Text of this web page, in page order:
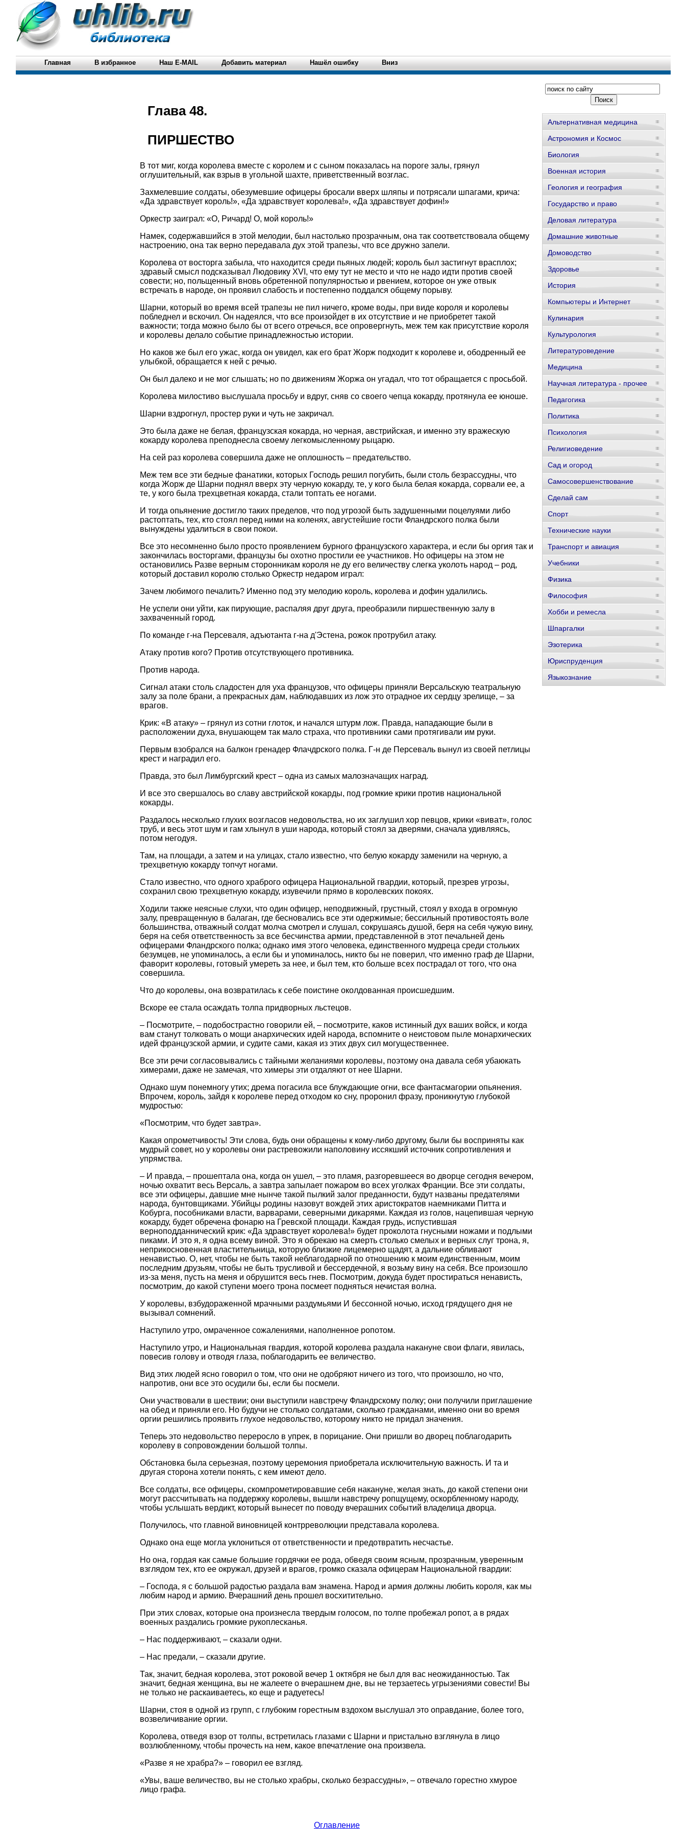
Главная В избранное Наш E-MAIL Добавить материал Нашёл ошибку Вниз
Глава 48.
ПИРШЕСТВО
В тот миг, когда королева вместе с королем и с сыном показалась на пороге залы, грянул
оглушительный, как взрыв в угольной шахте, приветственный возглас.
Захмелевшие солдаты, обезумевшие офицеры бросали вверх шляпы и потрясали шпагами, крича:
«Да здравствует король!», «Да здравствует королева!», «Да здравствует дофин!»
Оркестр заиграл: «О, Ричард! О, мой король!»
Намек, содержавшийся в этой мелодии, был настолько прозрачным, она так соответствовала общему
настроению, она так верно передавала дух этой трапезы, что все дружно запели.
Королева от восторга забыла, что находится среди пьяных людей; король был застигнут врасплох;
здравый смысл подсказывал Людовику XVI, что ему тут не место и что не надо идти против своей
совести; но, польщенный вновь обретенной популярностью и рвением, которое он уже отвык
встречать в народе, он проявил слабость и постепенно поддался общему порыву.
Шарни, который во время всей трапезы не пил ничего, кроме воды, при виде короля и королевы
побледнел и вскочил. Он надеялся, что все произойдет в их отсутствие и не приобретет такой
важности; тогда можно было бы от всего отречься, все опровергнуть, меж тем как присутствие короля
и королевы делало событие принадлежностью истории.
Но каков же был его ужас, когда он увидел, как его брат Жорж подходит к королеве и, ободренный ее
улыбкой, обращается к ней с речью.
Он был далеко и не мог слышать; но по движениям Жоржа он угадал, что тот обращается с просьбой.
Королева милостиво выслушала просьбу и вдруг, сняв со своего чепца кокарду, протянула ее юноше.
Шарни вздрогнул, простер руки и чуть не закричал.
Это была даже не белая, французская кокарда, но черная, австрийская, и именно эту вражескую
кокарду королева преподнесла своему легкомысленному рыцарю.
На сей раз королева совершила даже не оплошность – предательство.
Меж тем все эти бедные фанатики, которых Господь решил погубить, были столь безрассудны, что
когда Жорж де Шарни поднял вверх эту черную кокарду, те, у кого была белая кокарда, сорвали ее, а
те, у кого была трехцветная кокарда, стали топтать ее ногами.
И тогда опьянение достигло таких пределов, что под угрозой быть задушенными поцелуями либо
растоптать, тех, кто стоял перед ними на коленях, августейшие гости Фландрского полка были
вынуждены удалиться в свои покои.
Все это несомненно было просто проявлением бурного французского характера, и если бы оргия так и
закончилась восторгами, французы бы охотно простили ее участников. Но офицеры на этом не
остановились Разве верным сторонникам короля не ду его величеству слегка уколоть народ – род,
который доставил королю столько Оркестр недаром играл:
Зачем любимого печалить? Именно под эту мелодию король, королева и дофин удалились.
Не успели они уйти, как пирующие, распаляя друг друга, преобразили пиршественную залу в
захваченный город.
По команде г-на Персеваля, адъютанта г-на д'Эстена, рожок протрубил атаку.
Атаку против кого? Против отсутствующего противника.
Против народа.
Сигнал атаки столь сладостен для уха французов, что офицеры приняли Версальскую театральную
залу за поле брани, а прекрасных дам, наблюдавших из лож это отрадное их сердцу зрелище, – за
врагов.
Крик: «В атаку» – грянул из сотни глоток, и начался штурм лож. Правда, нападающие были в
расположении духа, внушающем так мало страха, что противники сами протягивали им руки.
Первым взобрался на балкон гренадер Флачдрского полка. Г-н де Персеваль вынул из своей петлицы
крест и наградил его.
Правда, это был Лимбургский крест – одна из самых малозначащих наград.
И все это свершалось во славу австрийской кокарды, под громкие крики против национальной
кокарды.
Раздалось несколько глухих возгласов недовольства, но их заглушил хор певцов, крики «виват», голос
труб, и весь этот шум и гам хлынул в уши народа, который стоял за дверями, сначала удивляясь,
потом негодуя.
Там, на площади, а затем и на улицах, стало известно, что белую кокарду заменили на черную, а
трехцветную кокарду топчут ногами.
Стало известно, что одного храброго офицера Национальной гвардии, который, презрев угрозы,
сохранил свою трехцветную кокарду, изувечили прямо в королевских покоях.
Ходили также неясные слухи, что один офицер, неподвижный, грустный, стоял у входа в огромную
залу, превращенную в балаган, где бесновались все эти одержимые; бессильный противостоять воле
большинства, отважный солдат молча смотрел и слушал, сокрушаясь душой, беря на себя чужую вину,
беря на себя ответственность за все бесчинства армии, представленной в этот печальней день
офицерами Фландрского полка; однако имя этого человека, единственного мудреца среди стольких
безумцев, не упоминалось, а если бы и упоминалось, никто бы не поверил, что именно граф де Шарни,
фаворит королевы, готовый умереть за нее, и был тем, кто больше всех пострадал от того, что она
совершила.
Что до королевы, она возвратилась к себе поистине околдованная происшедшим.
Вскоре ее стала осаждать толпа придворных льстецов.
– Посмотрите, – подобострастно говорили ей, – посмотрите, каков истинный дух ваших войск, и когда
вам станут толковать о мощи анархических идей народа, вспомните о неистовом пыле монархических
идей французской армии, и судите сами, какая из этих двух сил могущественнее.
Все эти речи согласовывались с тайными желаниями королевы, поэтому она давала себя убаюкать
химерами, даже не замечая, что химеры эти отдаляют от нее Шарни.
Однако шум понемногу утих; дрема погасила все блуждающие огни, все фантасмагории опьянения.
Впрочем, король, зайдя к королеве перед отходом ко сну, проронил фразу, проникнутую глубокой
мудростью:
«Посмотрим, что будет завтра».
Какая опрометчивость! Эти слова, будь они обращены к кому-либо другому, были бы восприняты как
мудрый совет, но у королевы они растревожили наполовину иссякший источник сопротивления и
упрямства.
– И правда, – прошептала она, когда он ушел, – это пламя, разгоревшееся во дворце сегодня вечером,
ночью охватит весь Версаль, а завтра запылает пожаром во всех уголках Франции. Все эти солдаты,
все эти офицеры, давшие мне нынче такой пылкий залог преданности, будут названы предателями
народа, бунтовщиками. Убийцы родины назовут вождей этих аристократов наемниками Питта и
Кобурга, пособниками власти, варварами, северными дикарями. Каждая из голов, нацепившая черную
кокарду, будет обречена фонарю на Гревской площади. Каждая грудь, испустившая
верноподданнический крик: «Да здравствует королева!» будет проколота гнусными ножами и подлыми
пиками. И это я, я одна всему виной. Это я обрекаю на смерть столько смелых и верных слуг трона, я,
неприкосновенная властительница, которую близкие лицемерно щадят, а дальние обливают
ненавистью. О, нет, чтобы не быть такой неблагодарной по отношению к моим единственным, моим
последним друзьям, чтобы не быть трусливой и бессердечной, я возьму вину на себя. Все произошло
из-за меня, пусть на меня и обрушится весь гнев. Посмотрим, докуда будет простираться ненависть,
посмотрим, до какой ступени моего трона посмеет подняться нечистая волна.
У королевы, взбудораженной мрачными раздумьями И бессонной ночью, исход грядущего дня не
вызывал сомнений.
Наступило утро, омраченное сожалениями, наполненное ропотом.
Наступило утро, и Национальная гвардия, которой королева раздала накануне свои флаги, явилась,
повесив голову и отводя глаза, поблагодарить ее величество.
Вид этих людей ясно говорил о том, что они не одобряют ничего из того, что произошло, но что,
напротив, они все это осудили бы, если бы посмели.
Они участвовали в шествии; они выступили навстречу Фландрскому полку; они получили приглашение
на обед и приняли его. Но будучи не столько солдатами, сколько гражданами, именно они во время
оргии решились проявить глухое недовольство, которому никто не придал значения.
Теперь это недовольство переросло в упрек, в порицание. Они пришли во дворец поблагодарить
королеву в сопровождении большой толпы.
Обстановка была серьезная, поэтому церемония приобретала исключительную важность. И та и
другая сторона хотели понять, с кем имеют дело.
Все солдаты, все офицеры, скомпрометировавшие себя накануне, желая знать, до какой степени они
могут рассчитывать на поддержку королевы, вышли навстречу ропщущему, оскорбленному народу,
чтобы услышать вердикт, который вынесет по поводу вчерашних событий владелица дворца.
Получилось, что главной виновницей контрреволюции представала королева.
Однако она еще могла уклониться от ответственности и предотвратить несчастье.
Но она, гордая как самые большие гордячки ее рода, обведя своим ясным, прозрачным, уверенным
взглядом тех, кто ее окружал, друзей и врагов, громко сказала офицерам Национальной гвардии:
– Господа, я с большой радостью раздала вам знамена. Народ и армия должны любить короля, как мы
любим народ и армию. Вчерашний день прошел восхитительно.
При этих словах, которые она произнесла твердым голосом, по толпе пробежал ропот, а в рядах
военных раздались громкие рукоплесканья.
– Нас поддерживают, – сказали одни.
– Нас предали, – сказали другие.
Так, значит, бедная королева, этот роковой вечер 1 октября не был для вас неожиданностью. Так
значит, бедная женщина, вы не жалеете о вчерашнем дне, вы не терзаетесь угрызениями совести! Вы
не только не раскаиваетесь, ко еще и радуетесь!
Шарни, стоя в одной из групп, с глубоким горестным вздохом выслушал это оправдание, более того,
возвеличивание оргии.
Королева, отведя взор от толпы, встретилась глазами с Шарни и пристально взглянула в лицо
возлюбленному, чтобы прочесть на нем, какое впечатление она произвела.
«Разве я не храбра?» – говорил ее взгляд.
«Увы, ваше величество, вы не столько храбры, сколько безрассудны», – отвечало горестно хмурое
лицо графа.
Оглавление
Альтернативная медицина
Астрономия и Космос
Биология
Военная история
Геология и география
Государство и право
Деловая литература
Домашние животные
Домоводство
Здоровье
История
Компьютеры и Интернет
Кулинария
Культурология
Литературоведение
Медицина
Научная литература - прочее
Педагогика
Политика
Психология
Религиоведение
Сад и огород
Самосовершенствование
Сделай сам
Спорт
Технические науки
Транспорт и авиация
Учебники
Физика
Философия
Хобби и ремесла
Шпаргалки
Эзотерика
Юриспруденция
Языкознание